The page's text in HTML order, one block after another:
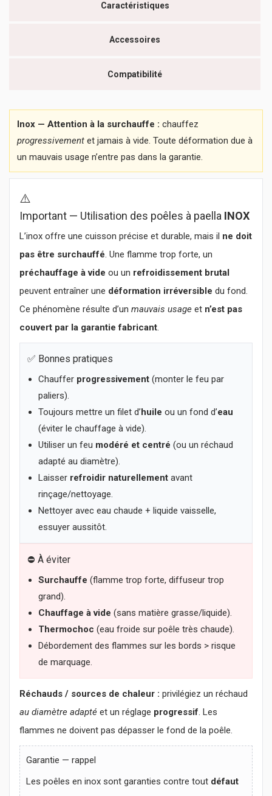
Caractéristiques
Accessoires
Compatibilité
Inox — Attention à la surchauffe : chauffez
progressivement et jamais à vide. Toute déformation due à
un mauvais usage n’entre pas dans la garantie.
⚠️
Important — Utilisation des poêles à paella INOX
L’inox offre une cuisson précise et durable, mais il ne doit
pas être surchauffé. Une flamme trop forte, un
préchauffage à vide ou un refroidissement brutal
peuvent entraîner une déformation irréversible du fond.
Ce phénomène résulte d’un mauvais usage et n’est pas
couvert par la garantie fabricant.
✅ Bonnes pratiques
Chauffer progressivement (monter le feu par
paliers).
Toujours mettre un filet d’huile ou un fond d’eau
(éviter le chauffage à vide).
Utiliser un feu modéré et centré (ou un réchaud
adapté au diamètre).
Laisser refroidir naturellement avant
rinçage/nettoyage.
Nettoyer avec eau chaude + liquide vaisselle,
essuyer aussitôt.
⛔ À éviter
Surchauffe (flamme trop forte, diffuseur trop
grand).
Chauffage à vide (sans matière grasse/liquide).
Thermochoc (eau froide sur poêle très chaude).
Débordement des flammes sur les bords > risque
de marquage.
Réchauds / sources de chaleur : privilégiez un réchaud
au diamètre adapté et un réglage progressif. Les
flammes ne doivent pas dépasser le fond de la poêle.
Garantie — rappel
Les poêles en inox sont garanties contre tout défaut